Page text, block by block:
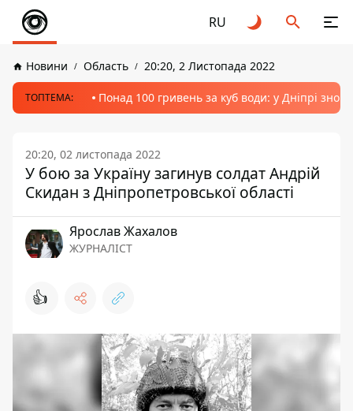
RU
Новини Область 20:20, 2 Листопада 2022
ТОПТЕМА: Понад 100 гривень за куб води: у Дніпрі
20:20, 02 листопада 2022
У бою за Україну загинув солдат Андрій
Скидан з Дніпропетровської області
Ярослав Жахалов
ЖУРНАЛІСТ
👍